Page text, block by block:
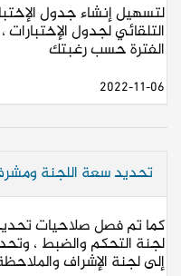
لتسهيل إنشاء جدول
التلقائي لجدول
الفترة حسب رغبتك
2022-11-06
تحديد سعة اللجنة
كما تم فصل صلاحيات
لجنة التحكم والضبط ،
إلى لجنة الإشراف